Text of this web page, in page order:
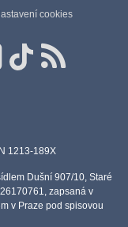
cookies
1213-189X
Dušní 907/10, Staré
zapsaná v
v Praze pod spisovou